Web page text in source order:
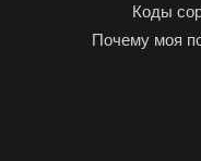
Коды
Почему моя